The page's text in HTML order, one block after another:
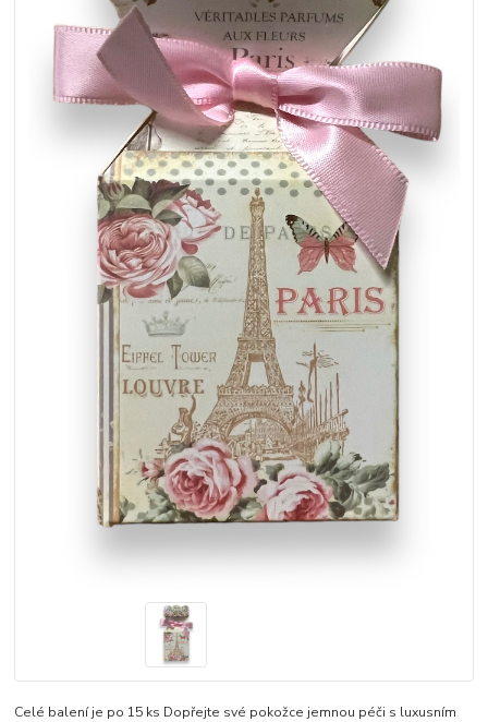
Celé balení je po 15 ks Dopřejte své pokožce jemnou péči s luxusním